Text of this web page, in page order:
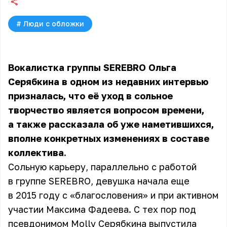
# Люди с обложки
Вокалистка группы SEREBRO Ольга
Серябкина в одном из недавних интервью
призналась, что её уход в сольное
творчество является вопросом времени,
а также рассказала об уже наметившихся,
вполне конкретных изменениях в составе
коллектива.
Сольную карьеру, параллельно с работой
в группе SEREBRO, девушка начала еще
в 2015 году с «благословения» и при активном
участии Максима Фадеева. С тех пор под
псевдонимом Molly Серябкина выпустила